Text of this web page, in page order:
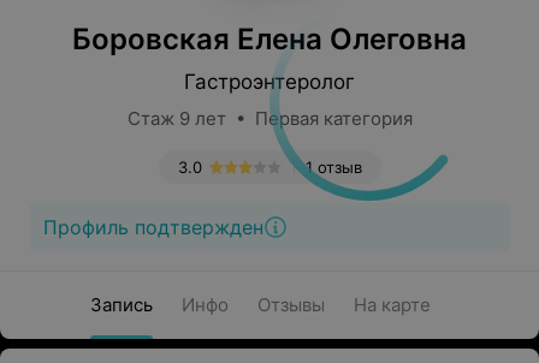
Боровская Елена Олеговна
Гастроэнтеролог
Стаж 9 лет • Первая категория
1 отзыв
3.0
Профиль подтвержден
Запись Инфо Отзывы На карте